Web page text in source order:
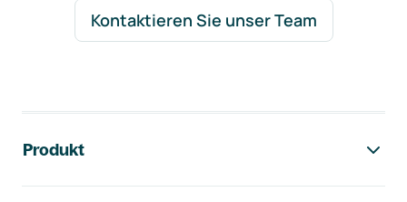
Kontaktieren Sie unser Team
Produkt